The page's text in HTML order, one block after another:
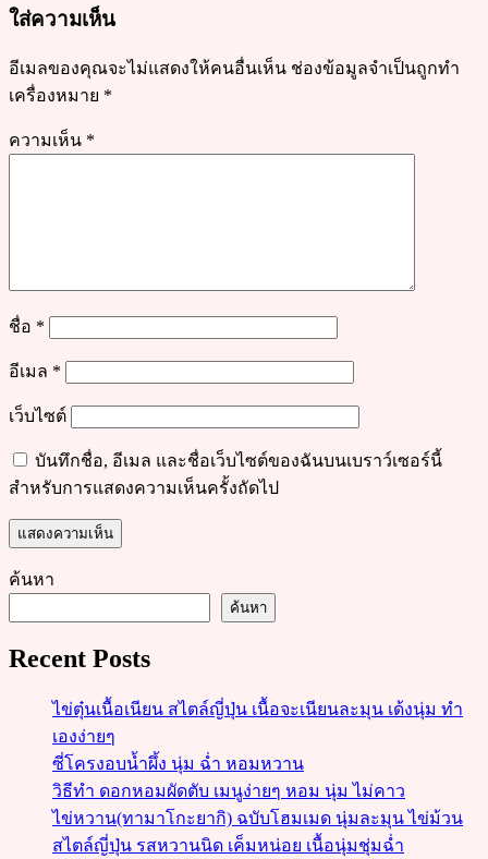
มๆ
ใส่ความเห็น
อีเมลของคุณจะไม่แสดงให้คนอื่นเห็น ช่องข้อมูลจำเป็นถูกทำ
เครื่องหมาย *
ความเห็น *
ชื่อ *
อีเมล *
เว็บไซต์
บันทึกชื่อ, อีเมล และชื่อเว็บไซต์ของฉันบนเบราว์เซอร์นี้
สำหรับการแสดงความเห็นครั้งถัดไป
ค้นหา
ค้นหา
Recent Posts
ไข่ตุ๋นเนื้อเนียน สไตล์ญี่ปุ่น เนื้อจะเนียนละมุน เด้งนุ่ม ทำ
เองง่ายๆ
ซี่โครงอบน้ำผึ้ง นุ่ม ฉ่ำ หอมหวาน
วิธีทำ ดอกหอมผัดตับ เมนูง่ายๆ หอม นุ่ม ไม่คาว
ไข่หวาน(ทามาโกะยากิ) ฉบับโฮมเมด นุ่มละมุน ไข่ม้วน
สไตล์ญี่ปุ่น รสหวานนิด เค็มหน่อย เนื้อนุ่มชุ่มฉ่ำ